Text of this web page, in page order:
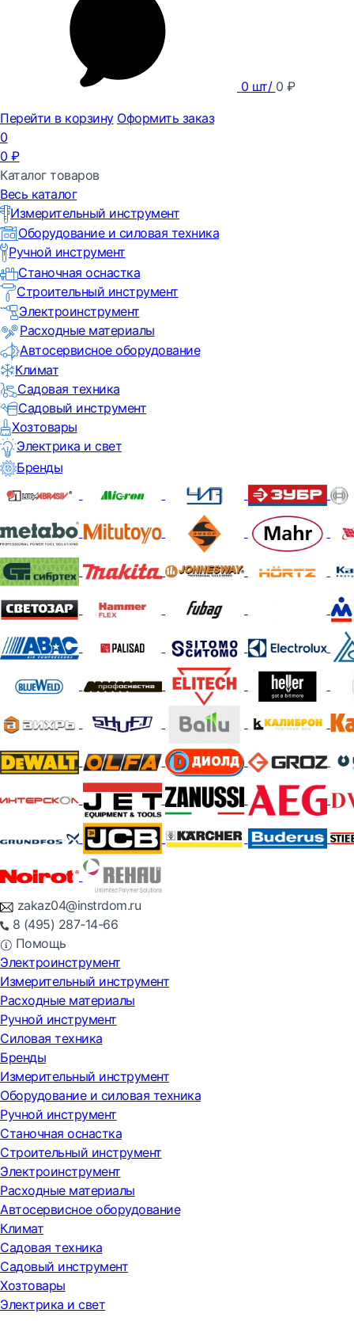
0 шт/ 0 ₽
Перейти в корзину Оформить заказ
0
0 ₽
Каталог товаров
Весь каталог
Измерительный инструмент
Оборудование и силовая техника
Ручной инструмент
Станочная оснастка
Строительный инструмент
Электроинструмент
Расходные материалы
Автосервисное оборудование
Климат
Садовая техника
Садовый инструмент
Хозтовары
Электрика и свет
Бренды
zakaz04@instrdom.ru
8 (495) 287-14-66
Помощь
Электроинструмент
Измерительный инструмент
Расходные материалы
Ручной инструмент
Силовая техника
Бренды
Измерительный инструмент
Оборудование и силовая техника
Ручной инструмент
Станочная оснастка
Строительный инструмент
Электроинструмент
Расходные материалы
Автосервисное оборудование
Климат
Садовая техника
Садовый инструмент
Хозтовары
Электрика и свет